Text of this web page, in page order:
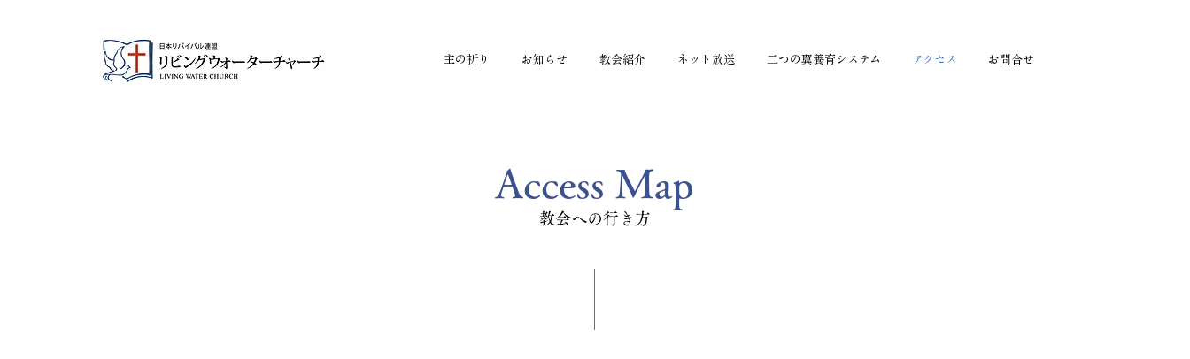
主の祈り お知らせ 教会紹介 ネット放送 二つの翼養育システム アクセス お問合せ
Access Map
教会への行き方